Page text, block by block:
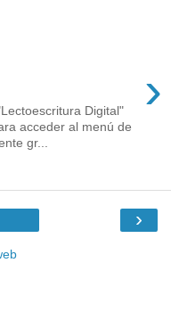
›
Digital"
acceder al menú de
gr...
›